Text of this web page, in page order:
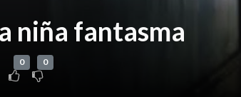
niña fantasma
0 0